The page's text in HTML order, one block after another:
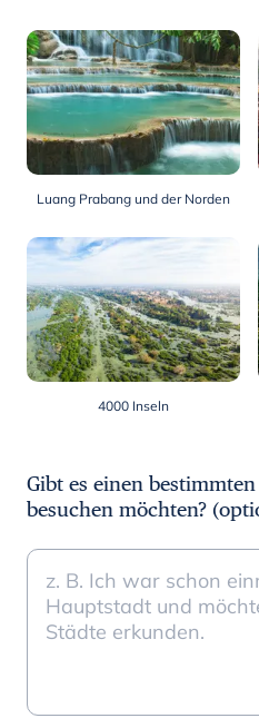
Luang Prabang und der Norden
4000 Inseln
Gibt es einen
besuchen möchten?